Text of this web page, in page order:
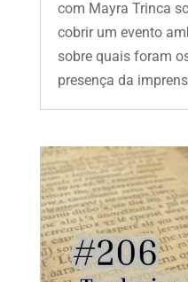
com Mayra Trinca
cobrir um evento
sobre quais foram
presença da